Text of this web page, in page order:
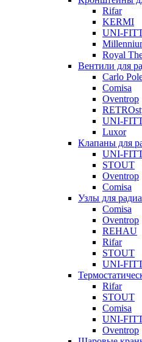
Rifar
KERMI
UNI-
Royal
Вентили для
Carlo
Comisa
Oventrop
UNI-
Luxor
Клапаны для
UNI-
STOUT
Oventrop
Comisa
Узлы для
Comisa
Oventrop
REHAU
Rifar
STOUT
UNI-
Rifar
STOUT
Comisa
UNI-
Oventrop